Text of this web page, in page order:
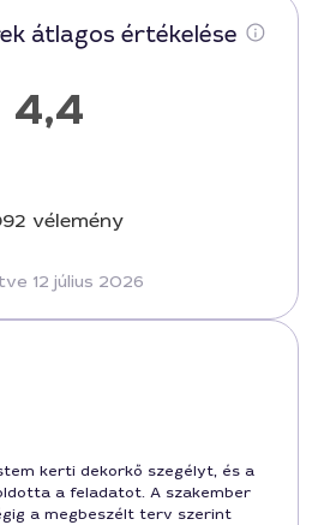
átlagos értékelése
4,4
vélemény
12 július 2026
kerti dekorkő szegélyt, és a
a feladatot. A szakember
a megbeszélt terv szerint